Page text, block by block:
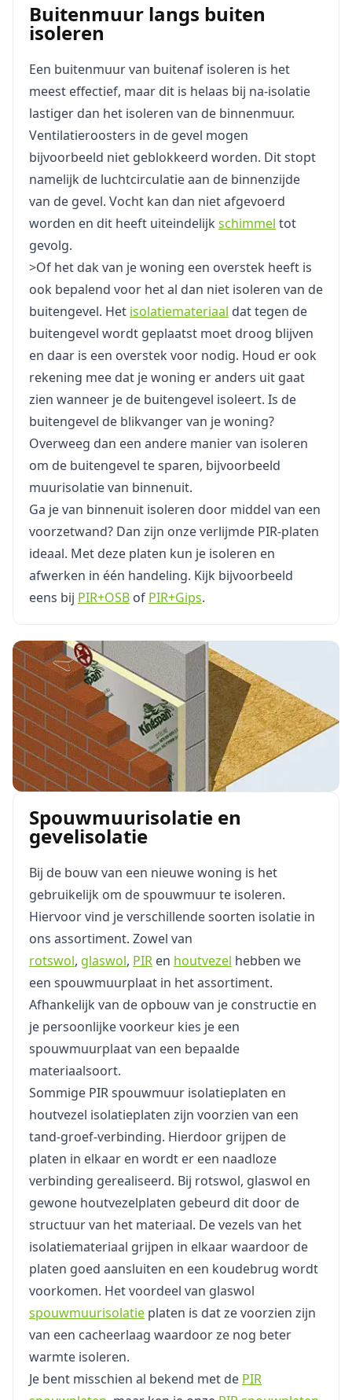
Buitenmuur langs buiten
isoleren
Een buitenmuur van buitenaf isoleren is het
meest effectief, maar dit is helaas bij na-isolatie
lastiger dan het isoleren van de binnenmuur.
Ventilatieroosters in de gevel mogen
bijvoorbeeld niet geblokkeerd worden. Dit stopt
namelijk de luchtcirculatie aan de binnenzijde
van de gevel. Vocht kan dan niet afgevoerd
worden en dit heeft uiteindelijk schimmel tot
gevolg.
>Of het dak van je woning een overstek heeft is
ook bepalend voor het al dan niet isoleren van de
buitengevel. Het isolatiemateriaal dat tegen de
buitengevel wordt geplaatst moet droog blijven
en daar is een overstek voor nodig. Houd er ook
rekening mee dat je woning er anders uit gaat
zien wanneer je de buitengevel isoleert. Is de
buitengevel de blikvanger van je woning?
Overweeg dan een andere manier van isoleren
om de buitengevel te sparen, bijvoorbeeld
muurisolatie van binnenuit.
Ga je van binnenuit isoleren door middel van een
voorzetwand? Dan zijn onze verlijmde PIR-platen
ideaal. Met deze platen kun je isoleren en
afwerken in één handeling. Kijk bijvoorbeeld
eens bij PIR+OSB of PIR+Gips.
Spouwmuurisolatie en
gevelisolatie
Bij de bouw van een nieuwe woning is het
gebruikelijk om de spouwmuur te isoleren.
Hiervoor vind je verschillende soorten isolatie in
ons assortiment. Zowel van
rotswol, glaswol, PIR en houtvezel hebben we
een spouwmuurplaat in het assortiment.
Afhankelijk van de opbouw van je constructie en
je persoonlijke voorkeur kies je een
spouwmuurplaat van een bepaalde
materiaalsoort.
Sommige PIR spouwmuur isolatieplaten en
houtvezel isolatieplaten zijn voorzien van een
tand-groef-verbinding. Hierdoor grijpen de
platen in elkaar en wordt er een naadloze
verbinding gerealiseerd. Bij rotswol, glaswol en
gewone houtvezelplaten gebeurd dit door de
structuur van het materiaal. De vezels van het
isolatiemateriaal grijpen in elkaar waardoor de
platen goed aansluiten en een koudebrug wordt
voorkomen. Het voordeel van glaswol
spouwmuurisolatie platen is dat ze voorzien zijn
van een cacheerlaag waardoor ze nog beter
warmte isoleren.
Je bent misschien al bekend met de PIR